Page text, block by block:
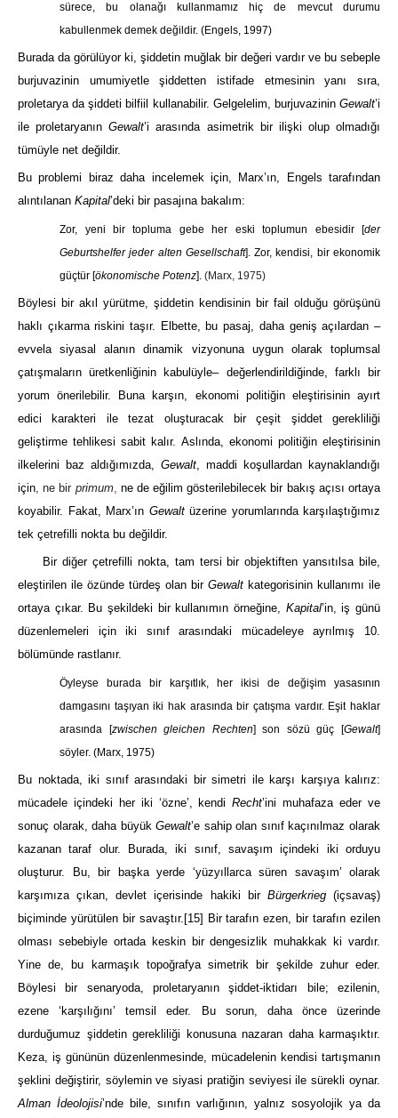
sürece, bu olanağı kullanmamız hiç de mevcut durumu
kabullenmek demek değildir. (Engels, 1997)
Burada da görülüyor ki, şiddetin muğlak bir değeri vardır ve bu sebeple
burjuvazinin umumiyetle şiddetten istifade etmesinin yanı sıra,
proletarya da şiddeti bilfiil kullanabilir. Gelgelelim, burjuvazinin Gewalt’i
ile proletaryanınGewalt’i arasında asimetrik bir ilişki olup olmadığı
tümüyle net değildir.
Bu problemi biraz daha incelemek için, Marx’ın, Engels tarafından
alıntılanan Kapital’deki bir pasajına bakalım:
Zor, yeni bir topluma gebe her eski toplumun ebesidir [der
Geburtshelfer jeder alten Gesellschaft]. Zor, kendisi, bir ekonomik
güçtür [ökonomische Potenz].(Marx, 1975)
Böylesi bir akıl yürütme, şiddetin kendisinin bir fail olduğu görüşünü
haklı çıkarma riskini taşır. Elbette, bu pasaj, daha geniş açılardan ‒
evvela siyasal alanın dinamik vizyonuna uygun olarak toplumsal
çatışmaların üretkenliğinin kabulüyle‒ değerlendirildiğinde, farklı bir
yorum önerilebilir. Buna karşın, ekonomi politiğin eleştirisinin ayırt
edici karakteri ile tezat oluşturacak bir çeşit şiddet gerekliliği
geliştirme tehlikesi sabit kalır. Aslında, ekonomi politiğin eleştirisinin
ilkelerini baz aldığımızda, Gewalt , maddi koşullardan kaynaklandığı
için , ne bir primum, ne de eğilim gösterilebilecek bir bakış açısı ortaya
koyabilir. Fakat, Marx’ın Gewaltüzerine yorumlarında karşılaştığımız
tek çetrefilli nokta bu değildir.
Bir diğer çetrefilli nokta, tam tersi bir objektiften yansıtılsa bile,
eleştirilen ile özünde türdeş olan bir Gewalt kategorisinin kullanımı ile
ortaya çıkar. Bu şekildeki bir kullanımın örneğine, Kapital’in, iş günü
düzenlemeleri için iki sınıf arasındaki mücadeleye ayrılmış 10.
bölümünde rastlanır.
Öyleyse burada bir karşıtlık, her ikisi de değişim yasasının
damgasını taşıyan iki hak arasında bir çatışma vardır. Eşit haklar
arasında [zwischen gleichen Rechten] son sözü güç [Gewalt]
söyler.(Marx, 1975)
Bu noktada, iki sınıf arasındaki bir simetri ile karşı karşıya kalırız:
mücadele içindeki her iki ‘özne’, kendiRecht’ini muhafaza eder ve
sonuç olarak, daha büyükGewalt’e sahip olan sınıf kaçınılmaz olarak
kazanan taraf olur. Burada, iki sınıf, savaşım içindeki iki orduyu
oluşturur. Bu, bir başka yerde ‘yüzyıllarca süren savaşım’ olarak
karşımıza çıkan, devlet içerisinde hakiki bir Bürgerkrieg(içsavaş)
biçiminde yürütülen bir savaştır. [15] Bir tarafın ezen, bir tarafın ezilen
olması sebebiyle ortada keskin bir dengesizlik muhakkak ki vardır.
Yine de, bu karmaşık topoğrafya simetrik bir şekilde zuhur eder.
Böylesi bir senaryoda, proletaryanın şiddet-iktidarı bile; ezilenin,
ezene ‘karşılığını’ temsil eder. Bu sorun, daha önce üzerinde
durduğumuz şiddetin gerekliliği konusuna nazaran daha karmaşıktır.
Keza, iş gününün düzenlenmesinde, mücadelenin kendisi tartışmanın
şeklini değiştirir, söylemin ve siyasi pratiğin seviyesi ile sürekli oynar.
Alman İdeolojisi’nde bile, sınıfın varlığının, yalnız sosyolojik ya da